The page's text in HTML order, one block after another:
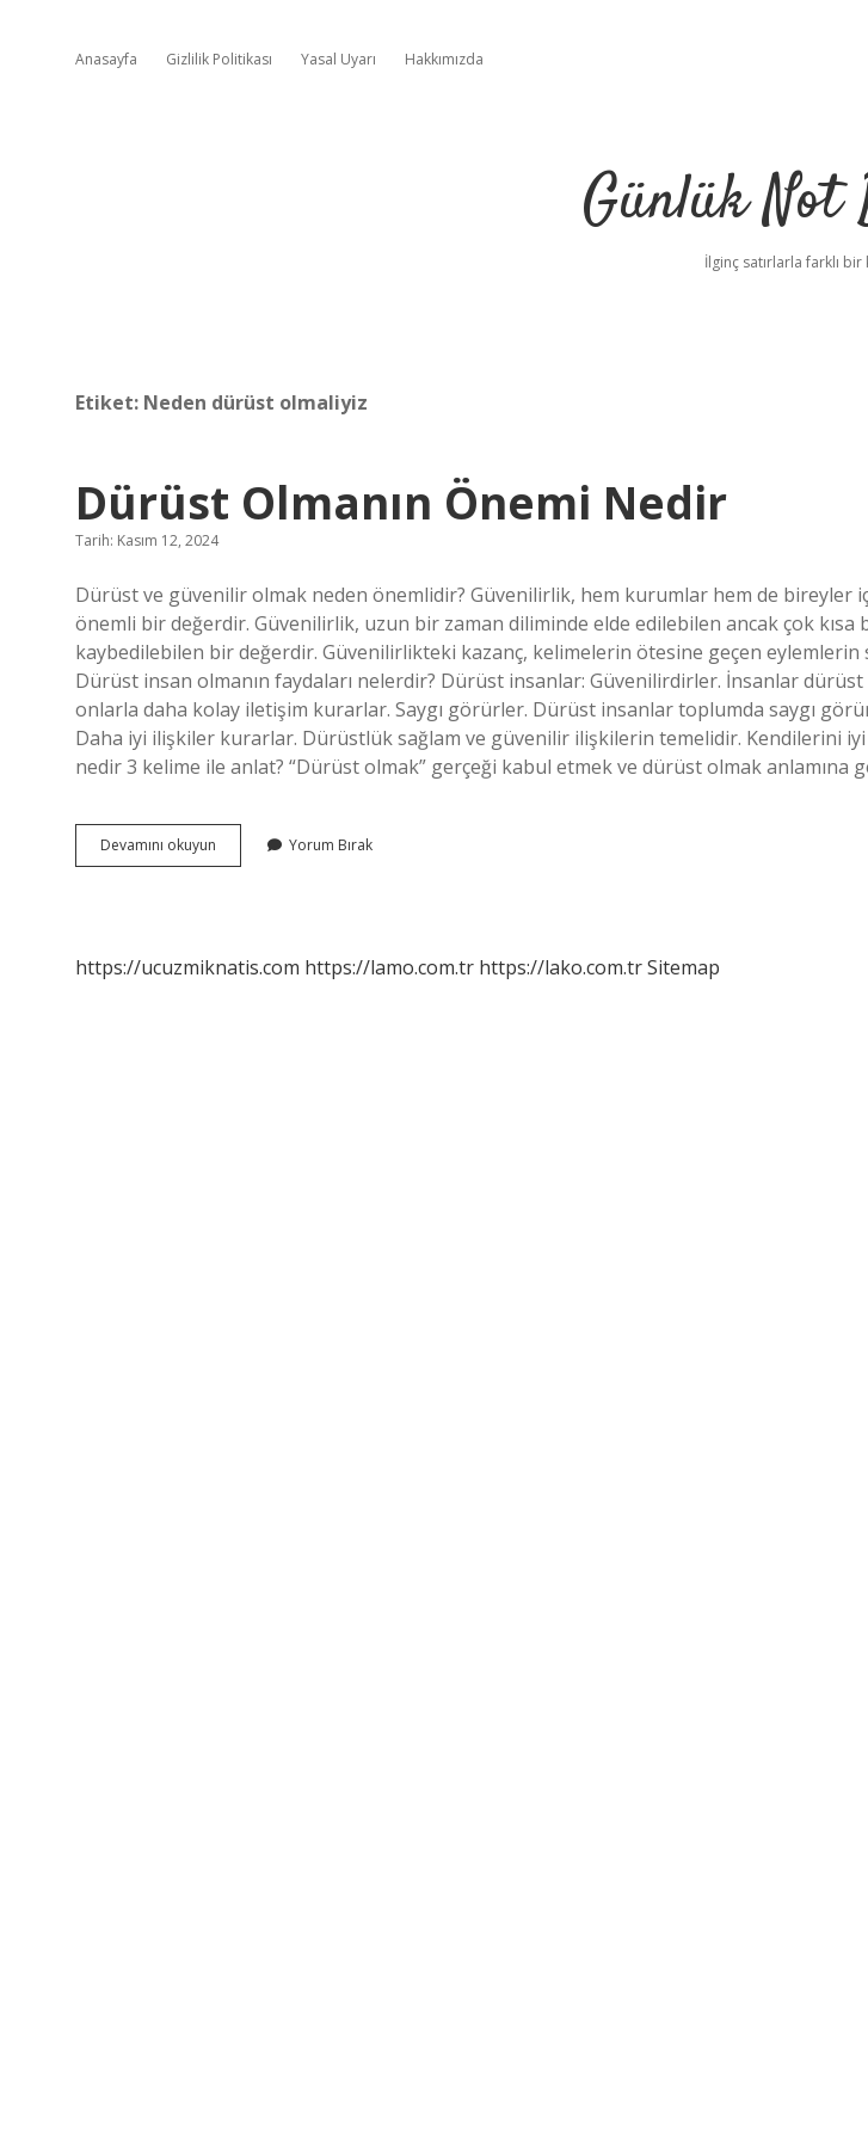
Anasayfa Gizlilik Politikası Yasal Uyarı Hakkımızda
Günlük
İlginç satırlarla farklı bir
Etiket: Neden dürüst olmaliyiz
Dürüst Olmanın Önemi Nedir
Tarih: Kasım 12, 2024
Dürüst ve güvenilir olmak neden önemlidir? Güvenilirlik, hem kurumlar hem de bireyler
önemli bir değerdir. Güvenilirlik, uzun bir zaman diliminde elde edilebilen ancak çok kısa
kaybedilebilen bir değerdir. Güvenilirlikteki kazanç, kelimelerin ötesine geçen eylemlerin
Dürüst insan olmanın faydaları nelerdir? Dürüst insanlar: Güvenilirdirler. İnsanlar
onlarla daha kolay iletişim kurarlar. Saygı görürler. Dürüst insanlar toplumda saygı
Daha iyi ilişkiler kurarlar. Dürüstlük sağlam ve güvenilir ilişkilerin temelidir. Kendilerini
nedir 3 kelime ile anlat? “Dürüst olmak” gerçeği kabul etmek ve dürüst olmak anlamına
Devamını okuyun
Olmanın
Yorum Bırak
https://ucuzmiknatis.com https://lamo.com.tr https://lako.com.trSitemap